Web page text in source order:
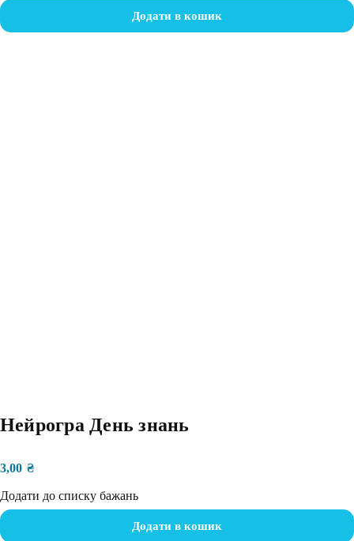
Додати в кошик
Нейрогра День знань
3,00 ₴
Додати до списку бажань
Додати в кошик